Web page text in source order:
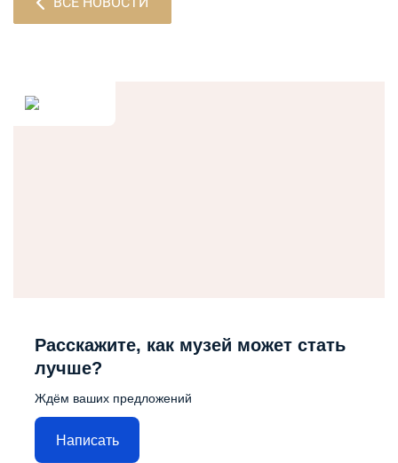
Расскажите, как музей может стать
лучше?
Ждём ваших предложений
Написать